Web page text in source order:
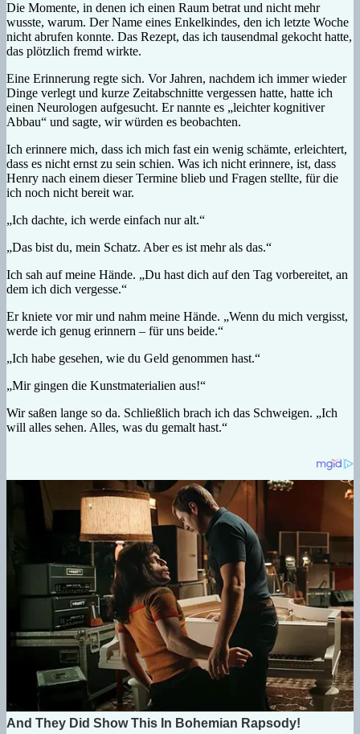
Die Momente, in denen ich einen Raum betrat und nicht mehr
wusste, warum. Der Name eines Enkelkindes, den ich letzte Woche
nicht abrufen konnte. Das Rezept, das ich tausendmal gekocht hatte,
das plötzlich fremd wirkte.
Eine Erinnerung regte sich. Vor Jahren, nachdem ich immer wieder
Dinge verlegt und kurze Zeitabschnitte vergessen hatte, hatte ich
einen Neurologen aufgesucht. Er nannte es „leichter kognitiver
Abbau“ und sagte, wir würden es beobachten.
Ich erinnere mich, dass ich mich fast ein wenig schämte, erleichtert,
dass es nicht ernst zu sein schien. Was ich nicht erinnere, ist, dass
Henry nach einem dieser Termine blieb und Fragen stellte, für die
ich noch nicht bereit war.
„Ich dachte, ich werde einfach nur alt.“
„Das bist du, mein Schatz. Aber es ist mehr als das.“
Ich sah auf meine Hände. „Du hast dich auf den Tag vorbereitet, an
dem ich dich vergesse.“
Er kniete vor mir und nahm meine Hände. „Wenn du mich vergisst,
werde ich genug erinnern – für uns beide.“
„Ich habe gesehen, wie du Geld genommen hast.“
„Mir gingen die Kunstmaterialien aus!“
Wir saßen lange so da. Schließlich brach ich das Schweigen. „Ich
will alles sehen. Alles, was du gemalt hast.“